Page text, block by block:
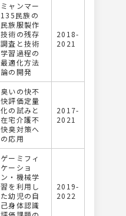
ミャンマー
135民族の
民族服製作
技術の残存
調査と技術
学習過程の
最適化方法
論の開発
2018-
2021
臭いの快不
快評価定量
化の試みと
在宅介護不
快臭対策へ
の応用
2017-
2021
ゲーミフィ
ケーショ
ン・機械学
習を利用し
た幼児の自
己身体認識
2019-
2022